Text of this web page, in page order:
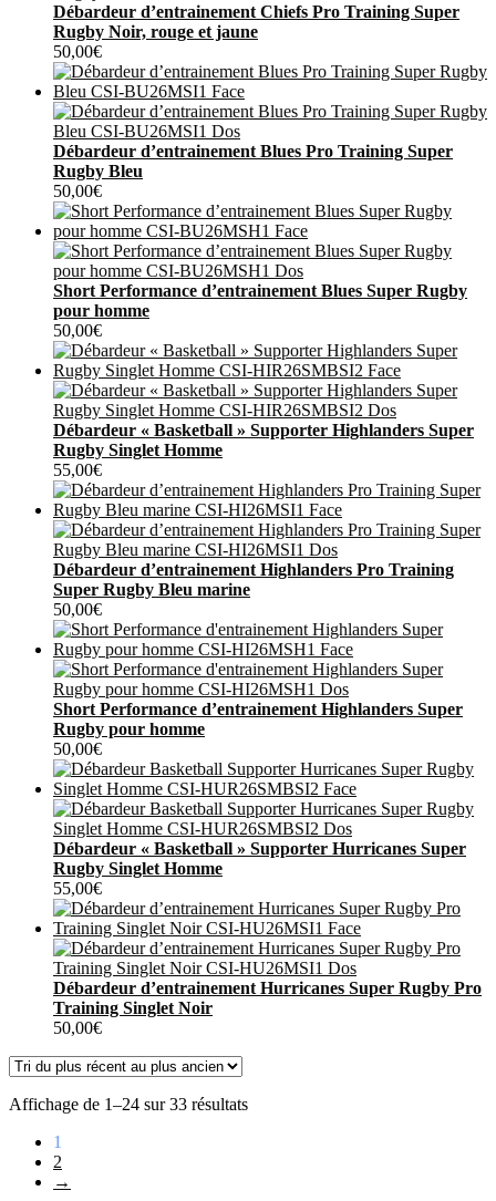
Débardeur d’entrainement Chiefs Pro Training Super
Rugby Noir, rouge et jaune
50,00€
Débardeur d’entrainement Blues Pro Training Super
Rugby Bleu
50,00€
Short Performance d’entrainement Blues Super Rugby
pour homme
50,00€
Débardeur « Basketball » Supporter Highlanders Super
Rugby Singlet Homme
55,00€
Débardeur d’entrainement Highlanders Pro Training
Super Rugby Bleu marine
50,00€
Short Performance d’entrainement Highlanders Super
Rugby pour homme
50,00€
Débardeur « Basketball » Supporter Hurricanes Super
Rugby Singlet Homme
55,00€
Débardeur d’entrainement Hurricanes Super Rugby Pro
Training Singlet Noir
50,00€
Affichage de 1–24 sur 33 résultatsTrié
1
2
→